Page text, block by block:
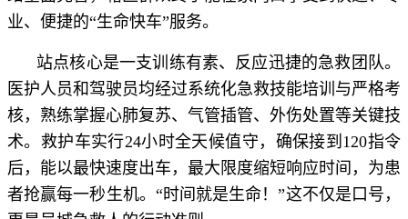
业、便捷的“生命快车”服务。
站点核心是一支训练有素、反应迅捷的急救团队。
医护人员和驾驶员均经过系统化急救技能培训与严格考
核，熟练掌握心肺复苏、气管插管、外伤处置等关键技
术。救护车实行24小时全天候值守，确保接到120指令
后，能以最快速度出车，最大限度缩短响应时间，为患
者抢赢每一秒生机。“时间就是生命！”这不仅是口号，